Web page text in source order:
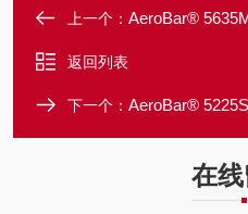
上一个： AeroBar® 5635M
返回列表
下一个： AeroBar® 5225S美
在